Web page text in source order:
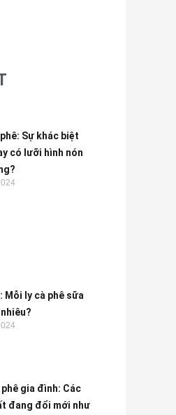
Sự khác biệt
có lưỡi hình nón
Mỗi ly cà phê sữa
phê gia đình: Các
đang đổi mới như